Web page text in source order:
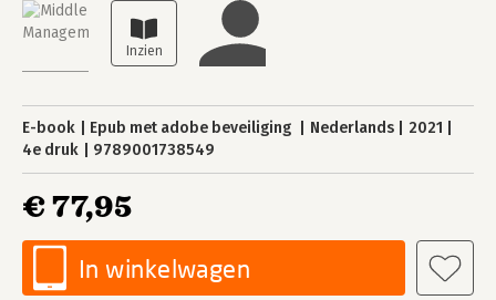
E-book Epub met adobe beveiliging Nederlands
2021
4e druk
9789001738549
€ 77,95
In winkelwagen